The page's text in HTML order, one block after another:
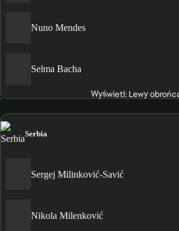
Nuno Mendes
Selma Bacha
Wyświetl: Lewy
Serbia
Sergej Milinković-Savić
Nikola Milenković